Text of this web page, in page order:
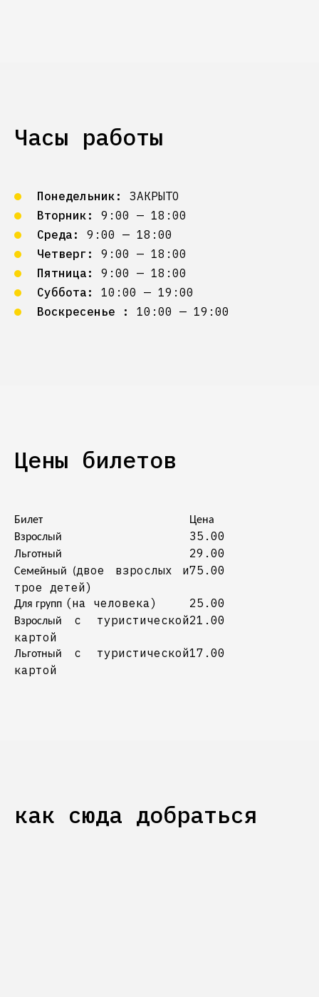
Часы работы
Понедельник: ЗАКРЫТО
Вторник: 9:00 — 18:00
Среда: 9:00 — 18:00
Четверг: 9:00 — 18:00
Пятница: 9:00 — 18:00
Суббота: 10:00 — 19:00
Воскресенье : 10:00 — 19:00
Цены билетов
Билет
Цена
Взрослый
35.00
Льготный 29.00
Семейный (двое взрослых и
трое детей)
75.00
Для групп (на человека) 25.00
Взрослый с туристической
картой
21.00
Льготный с туристической
картой
17.00
как сюда добраться